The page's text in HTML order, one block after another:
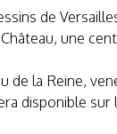
de
une
de la Reine,
disponible sur